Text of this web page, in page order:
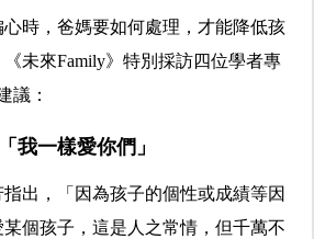
時，爸媽要如何處理，才能降低孩
未來Family》特別採訪四位學者專
議：
我一樣愛你們」
出，「因為孩子的個性或成績等因
個孩子，這是人之常情，但千萬不